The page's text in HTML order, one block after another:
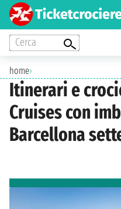
Cerca
home›
Itinerari e
Cruises con
Barcellona